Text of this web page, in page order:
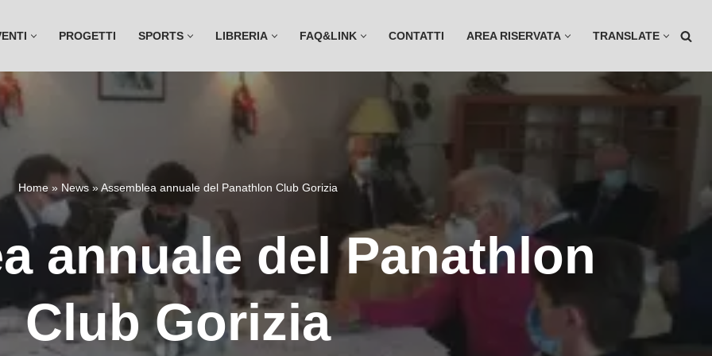
PROGETTI SPORTS LIBRERIA FAQ&LINK CONTATTI AREA RISERVATA TRANSLATE
Home » News »Assemblea annuale del Panathlon Club Gorizia
annuale del Panathlon
Club Gorizia